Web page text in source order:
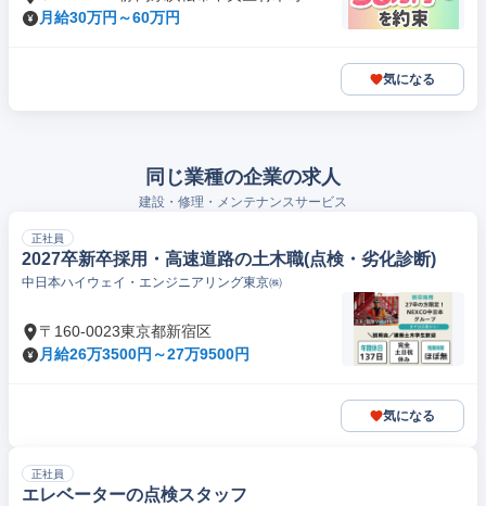
月給30万円～60万円
気になる
同じ業種の企業の求人
建設・修理・メンテナンスサービス
正社員
2027卒新卒採用・高速道路の土木職(点検・劣化診断)
中日本ハイウェイ・エンジニアリング東京㈱
〒160-0023東京都新宿区
月給26万3500円～27万9500円
気になる
正社員
エレベーターの点検スタッフ